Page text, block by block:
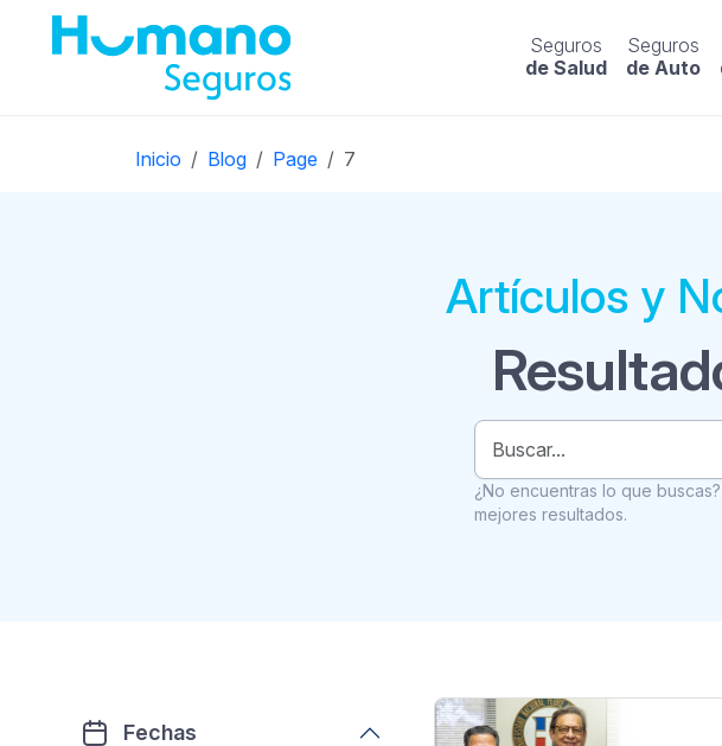
Seguros
de Salud
Seguros
de Auto
Inicio Blog Page 7
Artículos y
¿No encuentras lo que
mejores resultados.
Fechas